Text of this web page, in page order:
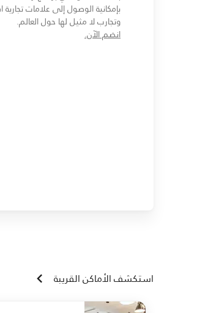
بإمكانية الوصول إلى علامات تجارية
وتجارب لا مثيل لها حول العالم.
انضم الآن.
استكشف الأماكن القريبة